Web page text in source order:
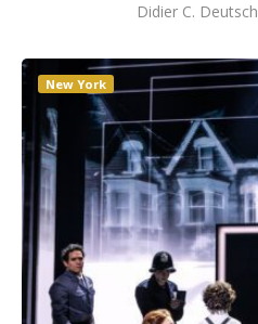
Didier C. Deutsch
New York